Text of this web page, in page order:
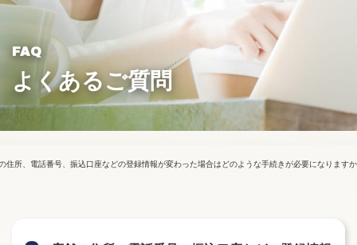
よくあるご質問
FAQ
住所、電話番号、振込口座などの登録情報が変わった場合はどのような手続きが必要になりますか